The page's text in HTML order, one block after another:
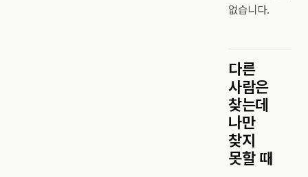
없습니다.
다른
사람은
찾는데
나만
찾지
못할 때